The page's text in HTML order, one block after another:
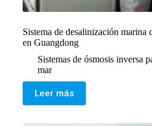
Sistema de desalinización marina
en Guangdong
Sistemas de ósmosis inversa
mar
Leer más